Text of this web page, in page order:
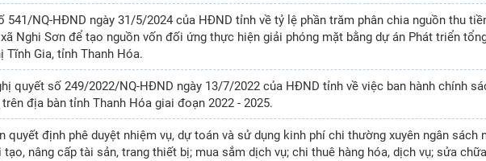
541/NQ-HĐND ngày 31/5/2024 của HĐND tỉnh về tỷ lệ phần trăm phân chia nguồn thu
Nghi Sơn để tạo nguồn vốn đối ứng thực hiện giải phóng mặt bằng dự án Phát triển
Gia, tỉnh Thanh Hóa.
quyết số 249/2022/NQ-HĐND ngày 13/7/2022 của HĐND tỉnh về việc ban hành chính
địa bàn tỉnh Thanh Hóa giai đoạn 2022 - 2025.
quyết định phê duyệt nhiệm vụ, dự toán và sử dụng kinh phí chi thường xuyên ngân sách
nâng cấp tài sản, trang thiết bị; mua sắm dịch vụ; chi thuê hàng hóa, dịch vụ; sửa